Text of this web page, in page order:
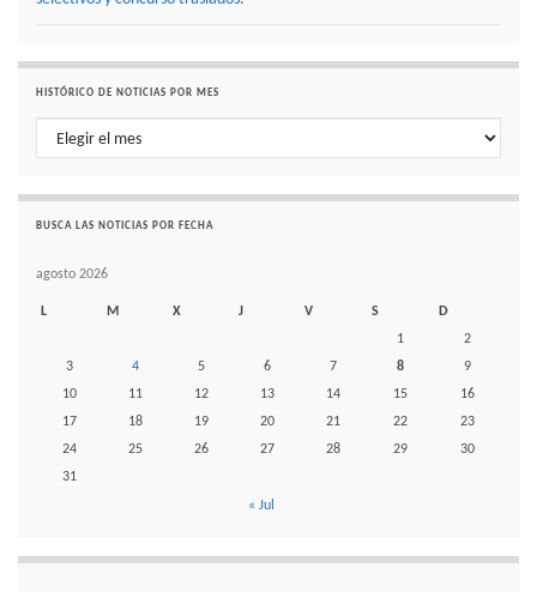
HISTÓRICO DE NOTICIAS POR MES
Histórico de noticias por mes
BUSCA LAS NOTICIAS POR FECHA
agosto 2026
L M X J V S
D
1
2
3
4 5 6 7 8
9
10
11 12 13 14 15
16
17
18 19 20 21 22
23
24
25 26 27 28 29
30
31
« Jul